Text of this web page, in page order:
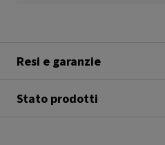
Resi e garanzie
Stato prodotti